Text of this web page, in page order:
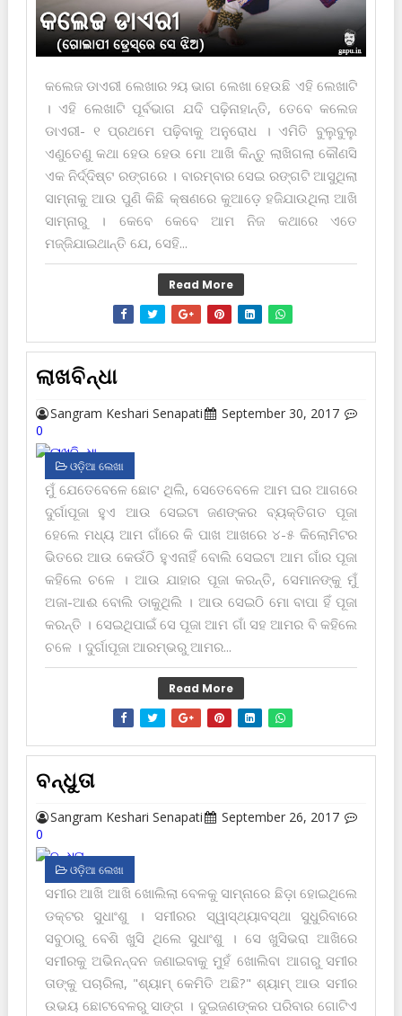
କଲେଜ ଡାଏରୀ ଲେଖାର ୨ୟ ଭାଗ ଲେଖା ହେଉଛି ଏହି ଲେଖାଟି
। ଏହି ଲେଖାଟି ପୂର୍ବଭାଗ ଯଦି ପଢ଼ିନାହାନ୍ତି, ତେବେ କଲେଜ
ଡାଏରୀ- ୧ ପ୍ରଥମେ ପଢ଼ିବାକୁ ଅନୁରୋଧ । ଏମିତି ବୁଲୁବୁଲୁ
ଏଣୁତେଣୁ କଥା ହେଉ ହେଉ ମୋ ଆଖି କିନ୍ତୁ ଲାଖିଗଲା କୌଣସି
ଏକ ନିର୍ଦ୍ଦିଷ୍ଟ ରଙ୍ଗରେ । ବାରମ୍ବାର ସେଇ ରଙ୍ଗଟି ଆସୁଥିଲା
ସାମ୍ନାକୁ ଆଉ ପୁଣି କିଛି କ୍ଷଣରେ କୁଆଡ଼େ ହଜିଯାଉଥିଲା ଆଖି
ସାମ୍ନାରୁ । କେବେ କେବେ ଆମ ନିଜ କଥାରେ ଏତେ
ମଜ୍ଜିଯାଇଥାନ୍ତି ଯେ, ସେହି...
Read More
ଲାଖବିନ୍ଧା
Sangram Keshari Senapati
September 30, 2017
0
ଓଡ଼ିଆ ଲେଖା
ମୁଁ ଯେତେବେଳେ ଛୋଟ ଥିଲି, ସେତେବେଳେ ଆମ ଘର ଆଗରେ
ଦୁର୍ଗାପୂଜା ହୁଏ ଆଉ ସେଇଟା ଜଣଙ୍କର ବ୍ୟକ୍ତିଗତ ପୂଜା
ହେଲେ ମଧ୍ୟ ଆମ ଗାଁରେ କି ପାଖ ଆଖରେ ୪-୫ କିଲୋମିଟର
ଭିତରେ ଆଉ କେଉଁଠି ହୁଏନାହିଁ ବୋଲି ସେଇଟା ଆମ ଗାଁର ପୂଜା
କ‌ହିଲେ ଚଳେ । ଆଉ ଯାହାର ପୂଜା କରନ୍ତି, ସେମାନଙ୍କୁ ମୁଁ
ଅଜା-ଆଈ ବୋଲି ଡାକୁଥିଲି । ଆଉ ସେଇଠି ମୋ ବାପା ହିଁ ପୂଜା
କରନ୍ତି । ସେଇଥିପାଇଁ ସେ ପୂଜା ଆମ ଗାଁ ସ‌ହ ଆମର ବି କ‌ହିଲେ
ଚଳେ । ଦୁର୍ଗାପୂଜା ଆରମ୍ଭରୁ ଆମର...
Read More
ବନ୍ଧୁତା
Sangram Keshari Senapati
September 26, 2017
0
ଓଡ଼ିଆ ଲେଖା
ସମୀର ଆଖି ଆଖି ଖୋଲିଲା ବେଳକୁ ସାମ୍ନାରେ ଛିଡ଼ା ହୋଇଥିଲେ
ଡକ୍ଟର ସୁଧାଂଶୁ । ସମୀରର ସ୍ୱାସ୍ଥ୍ୟାବସ୍ଥା ସୁଧୁରିବାରେ
ସବୁଠାରୁ ବେଶି ଖୁସି ଥିଲେ ସୁଧାଂଶୁ । ସେ ଖୁସିଭରା ଆଖିରେ
ସମୀରକୁ ଅଭିନନ୍ଦନ ଜଣାଇବାକୁ ମୁହଁ ଖୋଲିବା ଆଗରୁ ସମୀର
ତାଙ୍କୁ ପଚାରିଲା, "ଶ୍ୟାମ୍ କେମିତି ଅଛି?" ଶ୍ୟାମ୍ ଆଉ ସମୀର
ଉଭୟ ଛୋଟବେଳରୁ ସାଙ୍ଗ । ଦୁଇଜଣଙ୍କର ପରିବାର ଗୋଟିଏ